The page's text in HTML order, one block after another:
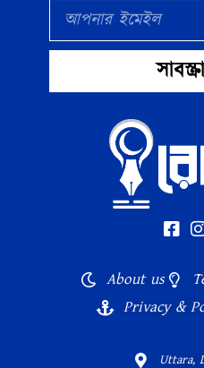
Email
About us
Privacy &
Uttara,